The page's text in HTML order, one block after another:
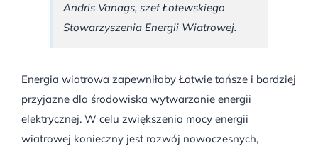
Andris Vanags, szef Łotewskiego
Stowarzyszenia Energii Wiatrowej.
Energia wiatrowa zapewniłaby Łotwie tańsze i bardziej
przyjazne dla środowiska wytwarzanie energii
elektrycznej. W celu zwiększenia mocy energii
wiatrowej konieczny jest rozwój nowoczesnych,